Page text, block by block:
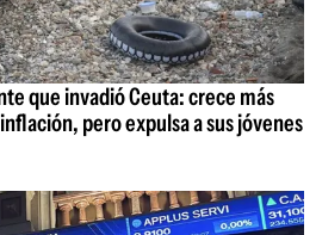
que invadió Ceuta: crece más
pero expulsa a sus jóvenes